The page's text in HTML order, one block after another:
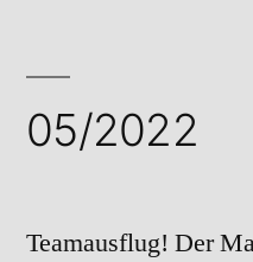
05/2022
Teamausflug! Der